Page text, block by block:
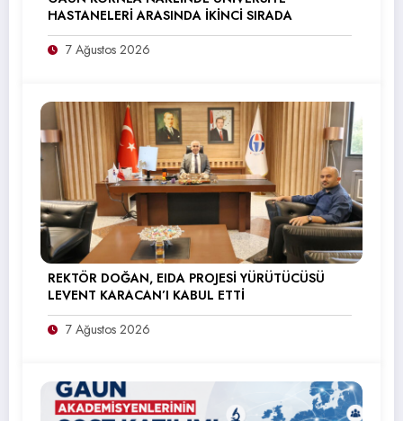
HASTANELERİ ARASINDA İKİNCİ SIRADA
7 Ağustos 2026
REKTÖR DOĞAN, EIDA PROJESİ YÜRÜTÜCÜSÜ
LEVENT KARACAN’I KABUL ETTİ
7 Ağustos 2026